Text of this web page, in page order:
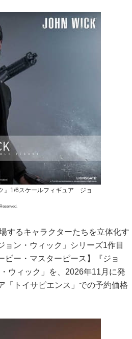
』1/6スケールフィギュア ジョ
するキャラクターたちを立体化す
ョン・ウィック」シリーズ1作目
ビー・マスターピース】『ジョ
ウィック」を、2026年11月に発
「トイサピエンス」での予約価格